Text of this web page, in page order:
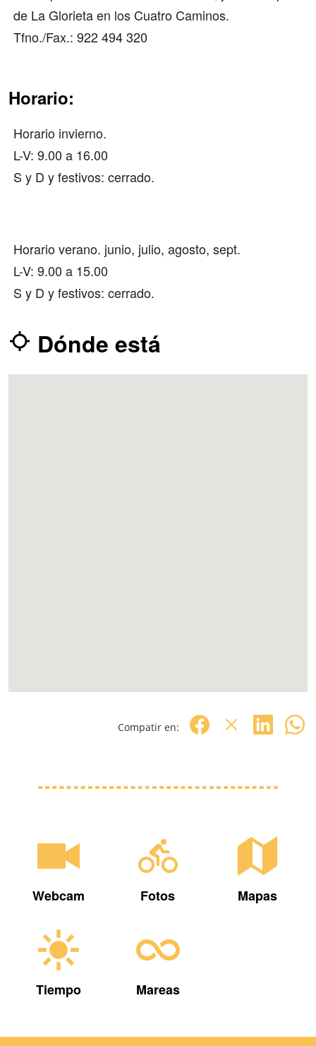
de La Glorieta en los Cuatro Caminos.
Tfno./Fax.: 922 494 320
Horario:
Horario invierno.
L-V: 9.00 a 16.00
S y D y festivos: cerrado.
Horario verano. junio, julio, agosto, sept.
L-V: 9.00 a 15.00
S y D y festivos: cerrado.
Dónde está
Compatir en:
Webcam Fotos Mapas
Tiempo Mareas